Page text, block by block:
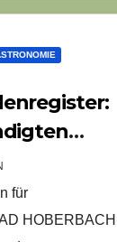
für
HOBERBACH